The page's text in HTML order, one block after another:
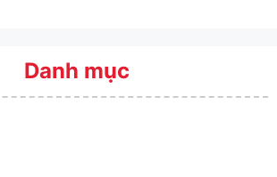
Danh mục